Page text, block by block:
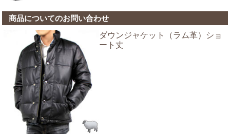
商品についてのお問い合わせ
ダウンジャケット（ラム革）ショ
ート丈